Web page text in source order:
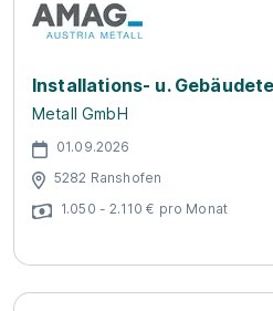
Installations- u.
Metall GmbH
01.09.2026
5282 Ranshofen
1.050 - 2.110 € pro Monat